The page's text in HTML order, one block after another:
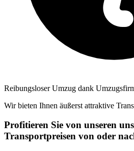
Reibungsloser Umzug dank
Wir bieten Ihnen äußerst attraktive
Profitieren Sie von unseren
Transportpreisen von oder